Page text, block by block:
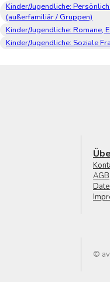
Kinder/Jugendliche:
(außerfamiliär / Gruppen)
Kinder/Jugendliche: Romane,
Kinder/Jugendliche: Soziale
AGB
©